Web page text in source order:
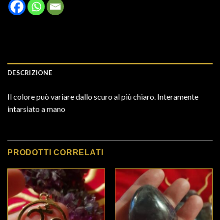
DESCRIZIONE
Il colore può variare dallo scuro al più chiaro. Interamente
intarsiato a mano
PRODOTTI CORRELATI